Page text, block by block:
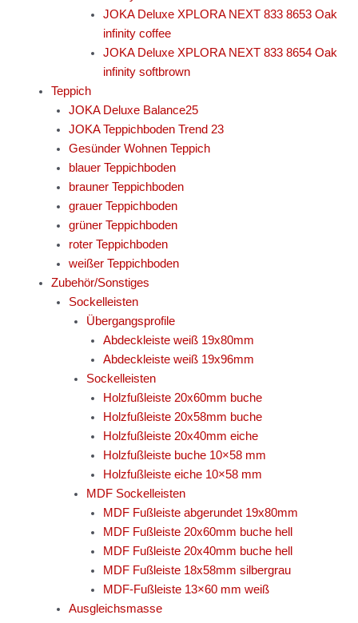
JOKA Deluxe XPLORA NEXT 833 8653 Oak
infinity coffee
JOKA Deluxe XPLORA NEXT 833 8654 Oak
infinity softbrown
Teppich
JOKA Deluxe Balance25
JOKA Teppichboden Trend 23
Gesünder Wohnen Teppich
blauer Teppichboden
brauner Teppichboden
grauer Teppichboden
grüner Teppichboden
roter Teppichboden
weißer Teppichboden
Zubehör/Sonstiges
Sockelleisten
Übergangsprofile
Abdeckleiste weiß 19x80mm
Abdeckleiste weiß 19x96mm
Sockelleisten
Holzfußleiste 20x60mm buche
Holzfußleiste 20x58mm buche
Holzfußleiste 20x40mm eiche
Holzfußleiste buche 10×58 mm
Holzfußleiste eiche 10×58 mm
MDF Sockelleisten
MDF Fußleiste abgerundet 19x80mm
MDF Fußleiste 20x60mm buche hell
MDF Fußleiste 20x40mm buche hell
MDF Fußleiste 18x58mm silbergrau
MDF-Fußleiste 13×60 mm weiß
Ausgleichsmasse